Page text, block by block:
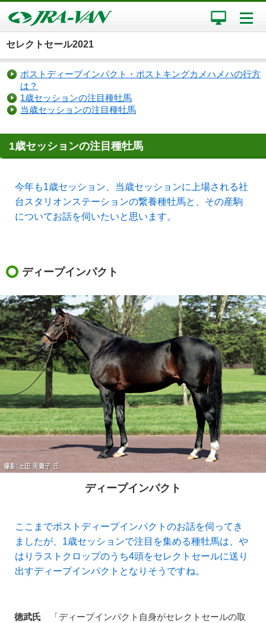
セレクトセール2021
ポストディープインパクト・ポストキングカメハメハの行方
は？
1歳セッションの注目種牡馬
当歳セッションの注目種牡馬
1歳セッションの注目種牡馬
今年も1歳セッション、当歳セッションに上場される社
台スタリオンステーションの繋養種牡馬と、その産駒
についてお話を伺いたいと思います。
ディープインパクト
ディープインパクト
ここまでポストディープインパクトのお話を伺ってき
ましたが、1歳セッションで注目を集める種牡馬は、や
はりラストクロップのうち4頭をセレクトセールに送り
出すディープインパクトとなりそうですね。
徳武氏 「ディープインパクト自身がセレクトセールの取